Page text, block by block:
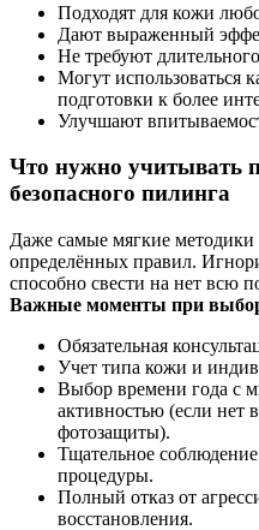
Подходят для кожи
Дают выраженный
Не требуют
Могут использоваться
подготовки к более
Улучшают
Что нужно учитывать
безопасного пилинга
Даже самые мягкие
определённых правил.
способно свести на нет всю
Важные моменты при
Обязательная
Учет типа кожи и
Выбор времени года с
активностью (если нет
фотозащиты).
Тщательное
процедуры.
Полный отказ от
восстановления.